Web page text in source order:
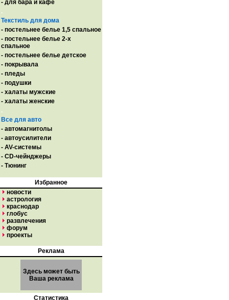
- для бара и кафе
.
Текстиль для дома
- постельнее белье 1,5 спальное
- постельнее белье 2-х
спальное
- постельнее белье детское
- покрывала
- пледы
- подушки
- халаты мужские
- халаты женские
.
Все для авто
- автомагнитолы
- автоусилители
- AV-системы
- CD-чейнджеры
- Тюнинг
Избранное
новости
астрология
краснодар
глобус
развлечения
форум
проекты
Реклама
Здесь может быть
Ваша реклама
Статистика